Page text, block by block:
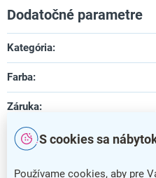
S cookies sa
Používame cookies, aby pre
Dodatočné parametre
Kategória:
Farba:
Záruka:
Dĺžka: